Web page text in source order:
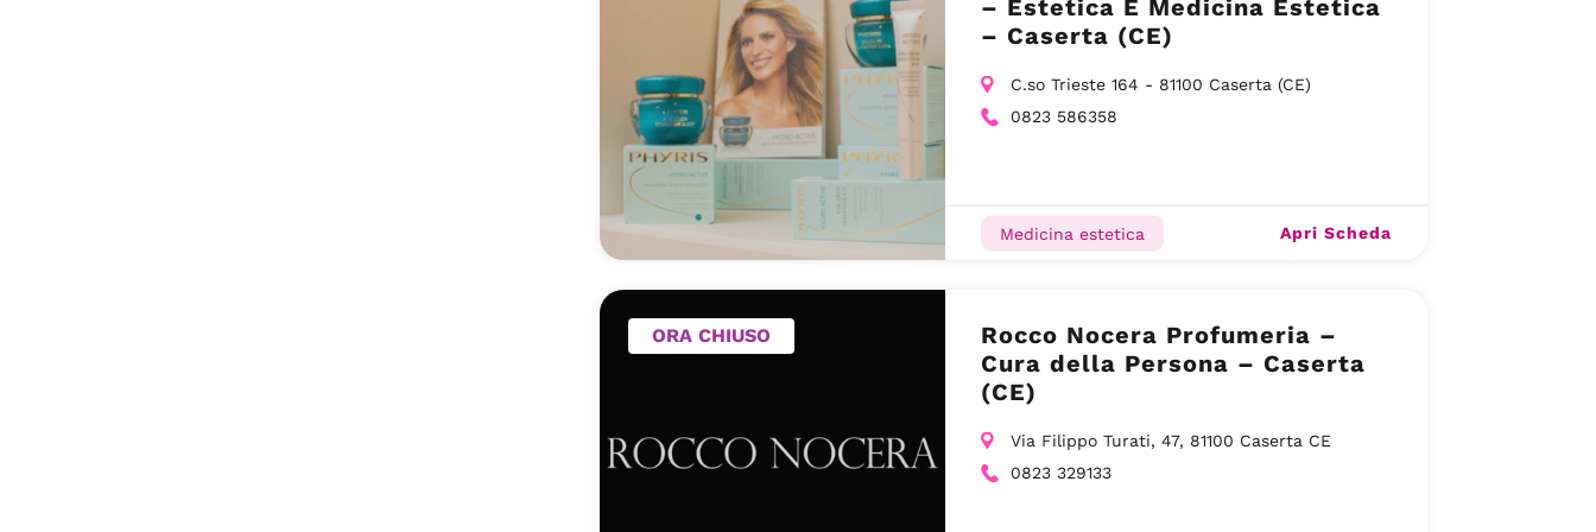
– Estetica E Medicina Estetica
– Caserta (CE)
C.so Trieste 164 - 81100 Caserta (CE)
0823 586358
Medicina estetica Apri Scheda
ORA CHIUSO
Rocco Nocera Profumeria –
Cura della Persona – Caserta
(CE)
Via Filippo Turati, 47, 81100 Caserta CE
0823 329133